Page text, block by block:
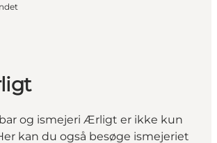
og ismejeri Ærligt er ikke kun
kan du også besøge ismejeriet